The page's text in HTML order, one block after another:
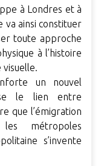
à Londres et à
va ainsi constituer
toute approche
à l’histoire
visuelle.
un nouvel
le lien entre
que l’émigration
métropoles
s’invente